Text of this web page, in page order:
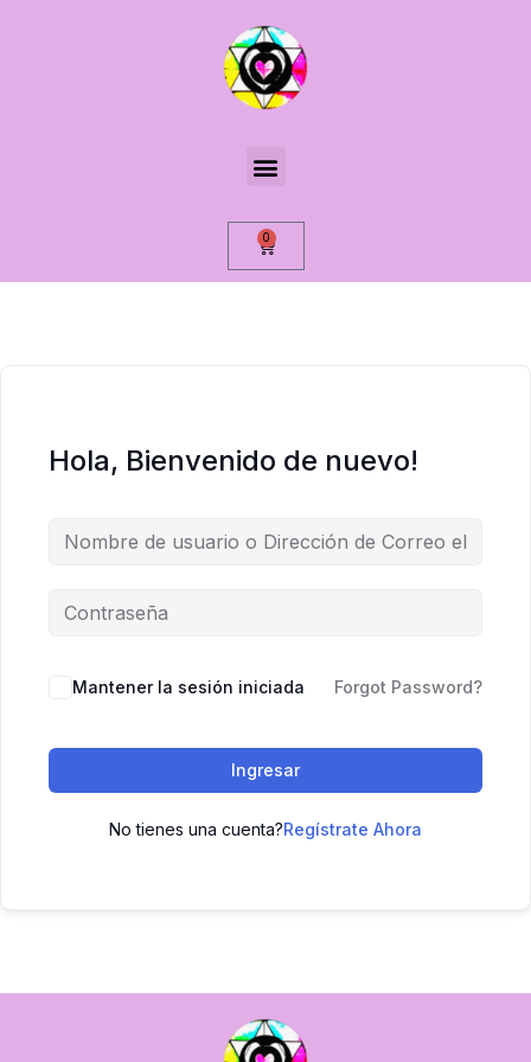
0
Hola, Bienvenido de nuevo!
Mantener la sesión iniciada Forgot Password?
Ingresar
No tienes una cuenta?Regístrate Ahora